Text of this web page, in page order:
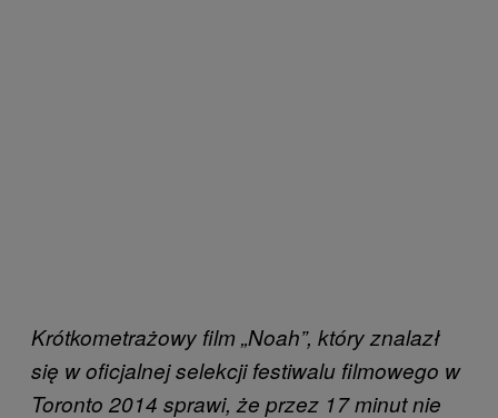
Krótkometrażowy film „Noah”, który znalazł
się w oficjalnej selekcji festiwalu filmowego w
Toronto 2014 sprawi, że przez 17 minut nie